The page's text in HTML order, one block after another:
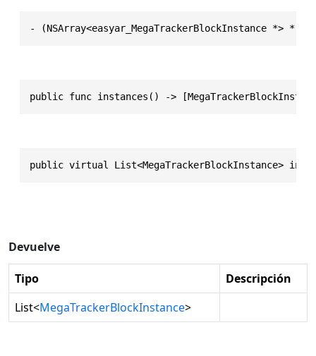
- (NSArray<easyar_MegaTrackerBlockInstance *>
public func instances() ->
public virtual List<MegaTrackerBlockInstance>
Devuelve
Tipo
Descripción
List<MegaTrackerBlockInstance>